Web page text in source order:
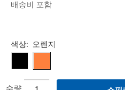
배송비 포함
Select product
색상: 오렌지
수량